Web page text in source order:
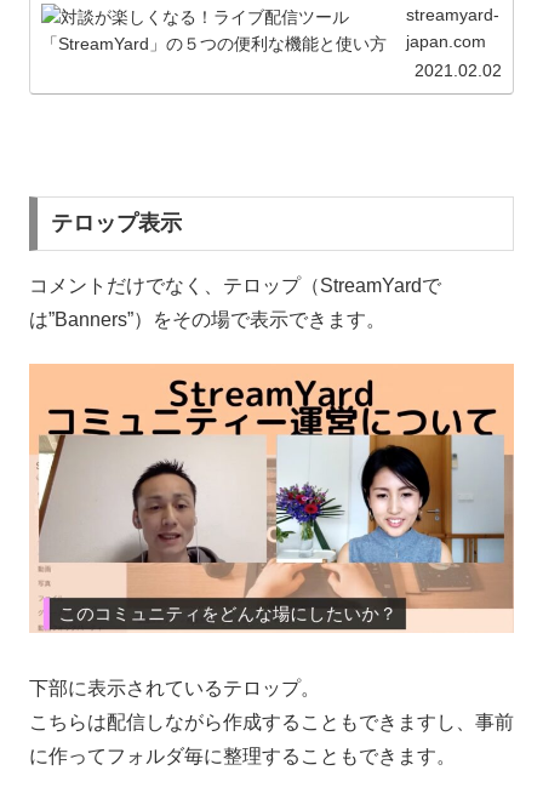
streamyard-
japan.com
2021.02.02
テロップ表示
コメントだけでなく、テロップ（StreamYardで
は”Banners”）をその場で表示できます。
下部に表示されているテロップ。
こちらは配信しながら作成することもできますし、事前
に作ってフォルダ毎に整理することもできます。